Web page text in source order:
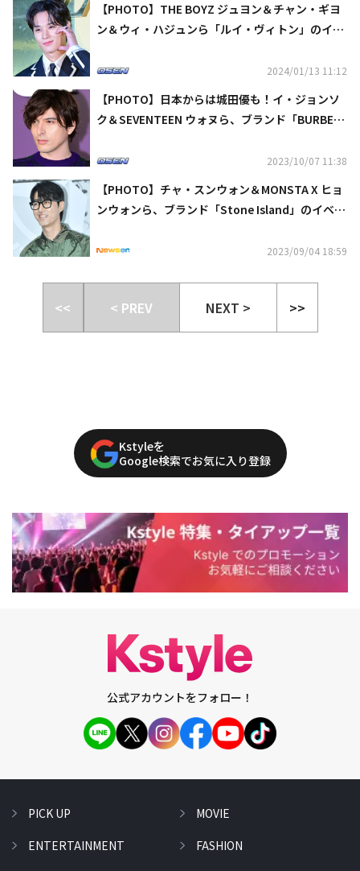
【PHOTO】THE BOYZ ジュヨン＆チャン・ギヨ
ン＆ウィ・ハジュンら「ルイ・ヴィトン」のイベ
2024/01/13 11:12
【PHOTO】日本からは城田優も！イ・ジョンソ
ク＆SEVENTEEN ウォヌら、ブランド「BURBER
2023/10/07 11:38
【PHOTO】チャ・スンウォン＆MONSTA X ヒョ
ンウォンら、ブランド「Stone Island」のイベン
2023/09/04 18:59
<< < PREV NEXT > >>
Kstyleを
Google検索でお気に入り登録
公式アカウントをフォロー！
PICK UP
ENTERTAINMENT
MOVIE
FASHION